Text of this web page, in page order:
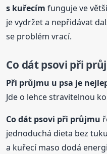
s kuřecím funguje ve
je vydržet a nepřidávat
se problém vrací.
Co dát psovi při
Při průjmu u psa je
Jde o lehce stravitelnou
Co dát psovi při průjmu
jednoduchá dieta bez
a kuřecí maso dodá